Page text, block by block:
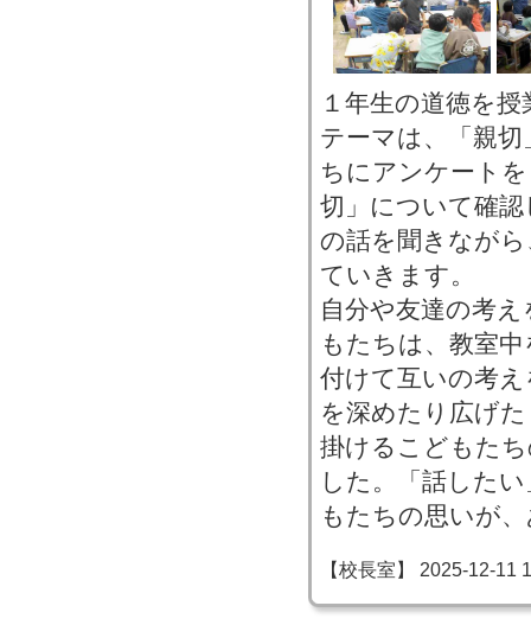
１年生の道徳を
テーマは、「親
ちにアンケート
切」について確
の話を聞きなが
ていきます。
自分や友達の考
もたちは、教室
付けて互いの考
を深めたり広げ
掛けるこどもた
した。「話した
もたちの思いが
【校長室】 2025-12-11